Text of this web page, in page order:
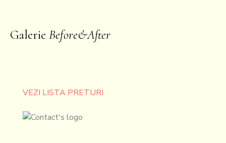
Galerie Before&After
VEZI LISTA PRETURI